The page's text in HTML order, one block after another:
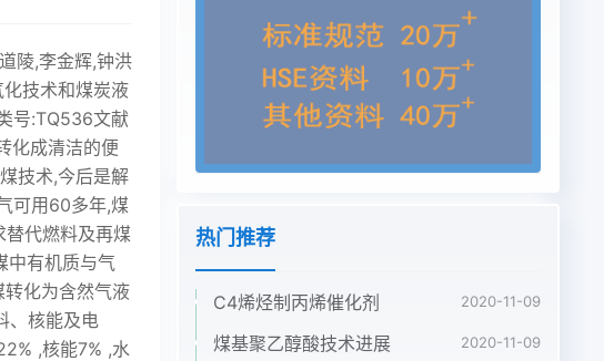
陵,李金辉,钟洪
技术和煤炭液
号:TQ536文献
化成清洁的便
技术,今后是解
可用60多年,煤
代燃料及再煤
中有机质与气
化为含然气液
、核能及电
,核能7% ,水
热门推荐
C4烯烃制丙烯催化剂 2020-11-09
煤基聚乙醇酸技术进展 2020-11-09